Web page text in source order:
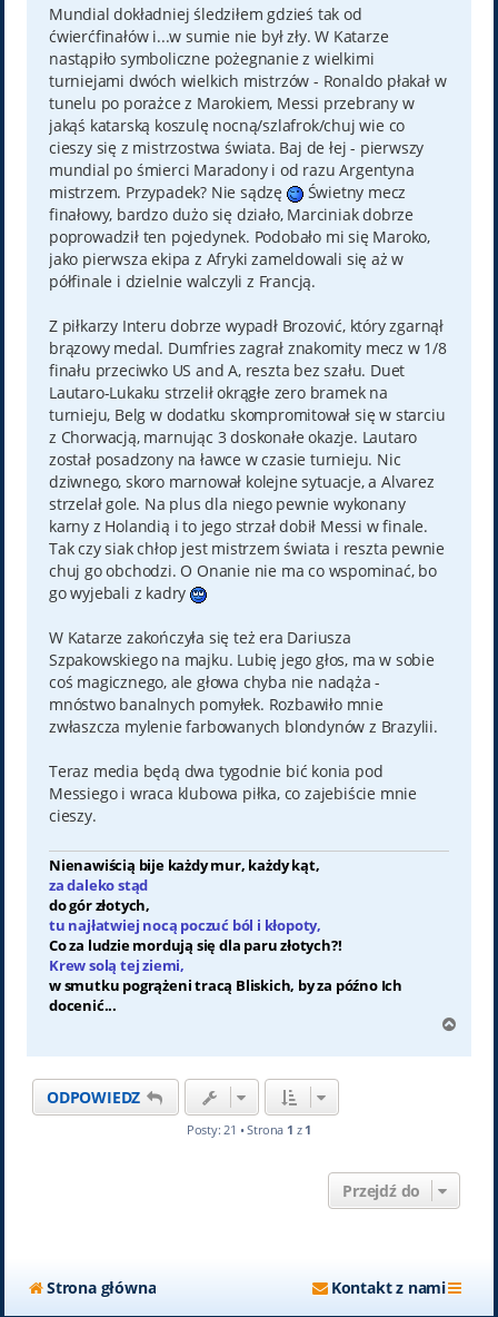
t
Mundial dokładniej śledziłem gdzieś tak od
ćwierćfinałów i...w sumie nie był zły. W Katarze
nastąpiło symboliczne pożegnanie z wielkimi
turniejami dwóch wielkich mistrzów - Ronaldo płakał w
tunelu po porażce z Marokiem, Messi przebrany w
jakąś katarską koszulę nocną/szlafrok/chuj wie co
cieszy się z mistrzostwa świata. Baj de łej - pierwszy
mundial po śmierci Maradony i od razu Argentyna
mistrzem. Przypadek? Nie sądzę
Świetny mecz
finałowy, bardzo dużo się działo, Marciniak dobrze
poprowadził ten pojedynek. Podobało mi się Maroko,
jako pierwsza ekipa z Afryki zameldowali się aż w
półfinale i dzielnie walczyli z Francją.
Z piłkarzy Interu dobrze wypadł Brozović, który zgarnął
brązowy medal. Dumfries zagrał znakomity mecz w 1/8
finału przeciwko US and A, reszta bez szału. Duet
Lautaro-Lukaku strzelił okrągłe zero bramek na
turnieju, Belg w dodatku skompromitował się w starciu
z Chorwacją, marnując 3 doskonałe okazje. Lautaro
został posadzony na ławce w czasie turnieju. Nic
dziwnego, skoro marnował kolejne sytuacje, a Alvarez
strzelał gole. Na plus dla niego pewnie wykonany
karny z Holandią i to jego strzał dobił Messi w finale.
Tak czy siak chłop jest mistrzem świata i reszta pewnie
chuj go obchodzi. O Onanie nie ma co wspominać, bo
go wyjebali z kadry
W Katarze zakończyła się też era Dariusza
Szpakowskiego na majku. Lubię jego głos, ma w sobie
coś magicznego, ale głowa chyba nie nadąża -
mnóstwo banalnych pomyłek. Rozbawiło mnie
zwłaszcza mylenie farbowanych blondynów z Brazylii.
Teraz media będą dwa tygodnie bić konia pod
Messiego i wraca klubowa piłka, co zajebiście mnie
cieszy.
Nienawiścią bije każdy mur, każdy kąt,
za daleko stąd
do gór złotych,
tu najłatwiej nocą poczuć ból i kłopoty,
Co za ludzie mordują się dla paru złotych?!
Krew solą tej ziemi,
w smutku pogrążeni tracą Bliskich, by za późno Ich
docenić...
g
ODPOWIEDZ
Posty: 21 • Strona 1 z 1
Przejdź do
Strona główna Kontakt z nami